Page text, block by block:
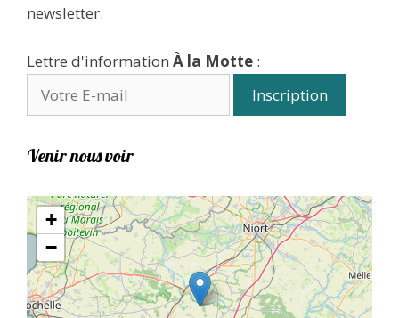
newsletter.
Lettre d'information À la Motte :
Venir nous voir
+
−